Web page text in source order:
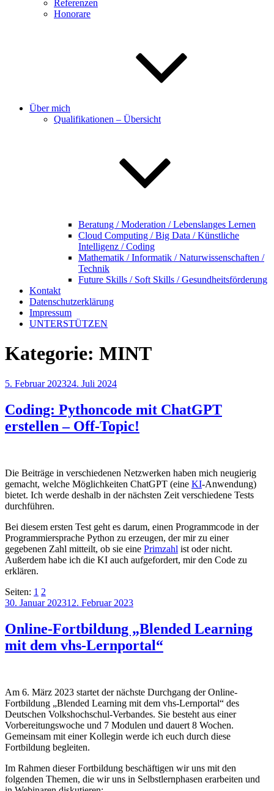
Referenzen
Honorare
Über mich
Qualifikationen – Übersicht
Beratung / Moderation / Lebenslanges Lernen
Cloud Computing / Big Data / Künstliche
Intelligenz / Coding
Mathematik / Informatik / Naturwissenschaften /
Technik
Future Skills / Soft Skills / Gesundheitsförderung
Kontakt
Datenschutzerklärung
Impressum
UNTERSTÜTZEN
Kategorie: MINT
Veröffentlicht
5. Februar 202324. Juli 2024
Coding: Pythoncode mit ChatGPT
erstellen – Off-Topic!
Die Beiträge in verschiedenen Netzwerken haben mich neugierig
gemacht, welche Möglichkeiten ChatGPT (eine KI-Anwendung)
bietet. Ich werde deshalb in der nächsten Zeit verschiedene Tests
durchführen.
Bei diesem ersten Test geht es darum, einen Programmcode in der
Programmiersprache Python zu erzeugen, der mir zu einer
gegebenen Zahl mitteilt, ob sie eine Primzahl ist oder nicht.
Außerdem habe ich die KI auch aufgefordert, mir den Code zu
erklären.
Seiten: 1 2
Veröffentlicht
30. Januar 202312. Februar 2023
Online-Fortbildung „Blended Learning
mit dem vhs-Lernportal“
Am 6. März 2023 startet der nächste Durchgang der Online-
Fortbildung „Blended Learning mit dem vhs-Lernportal“ des
Deutschen Volkshochschul-Verbandes. Sie besteht aus einer
Vorbereitungswoche und 7 Modulen und dauert 8 Wochen.
Gemeinsam mit einer Kollegin werde ich euch durch diese
Fortbildung begleiten.
Im Rahmen dieser Fortbildung beschäftigen wir uns mit den
folgenden Themen, die wir uns in Selbstlernphasen erarbeiten und